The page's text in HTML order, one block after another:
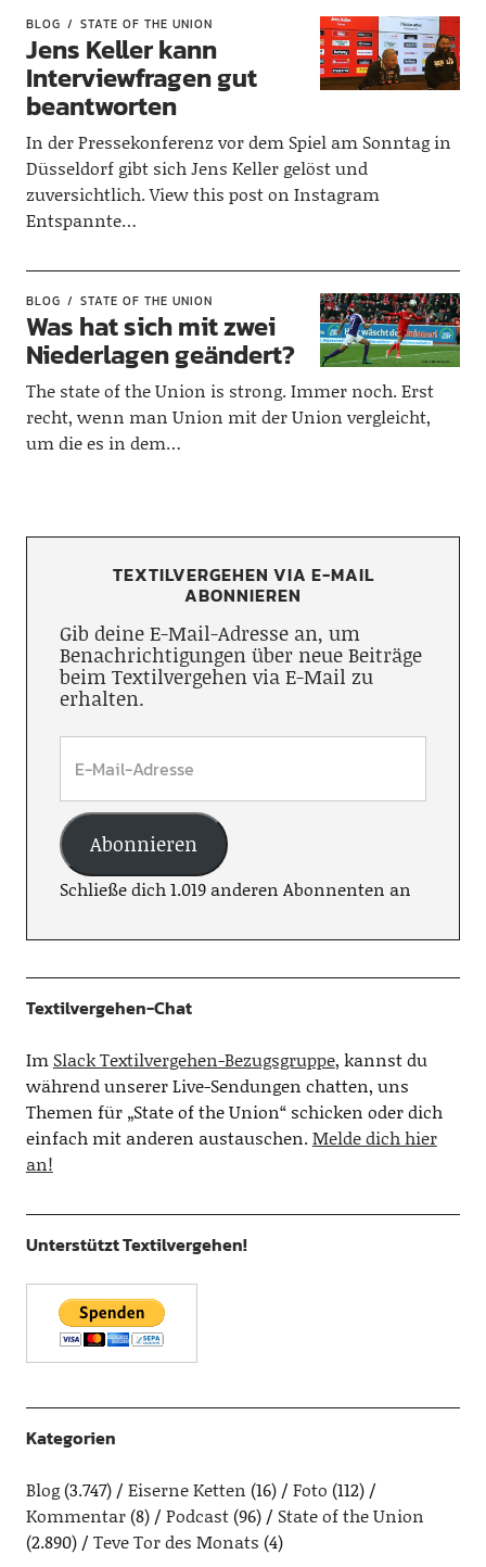
BLOG STATE OF THE UNION
Jens Keller kann
Interviewfragen gut
beantworten
In der Pressekonferenz vor dem Spiel am Sonntag in
Düsseldorf gibt sich Jens Keller gelöst und
zuversichtlich. View this post on Instagram
Entspannte…
BLOG STATE OF THE UNION
Was hat sich mit zwei
Niederlagen geändert?
The state of the Union is strong. Immer noch. Erst
recht, wenn man Union mit der Union vergleicht,
um die es in dem…
TEXTILVERGEHEN VIA E-MAIL
ABONNIEREN
Gib deine E-Mail-Adresse an, um
Benachrichtigungen über neue Beiträge
beim Textilvergehen via E-Mail zu
erhalten.
Abonnieren
Schließe dich 1.019 anderen Abonnenten an
Textilvergehen-Chat
Im Slack Textilvergehen-Bezugsgruppe, kannst du
während unserer Live-Sendungen chatten, uns
Themen für „State of the Union“ schicken oder dich
einfach mit anderen austauschen.Melde dich hier
an!
Unterstützt Textilvergehen!
Kategorien
Blog(3.747) Eiserne Ketten (16) Foto (112)
Kommentar(8) Podcast(96)
State of the Union
(2.890)
Teve Tor des Monats (4)